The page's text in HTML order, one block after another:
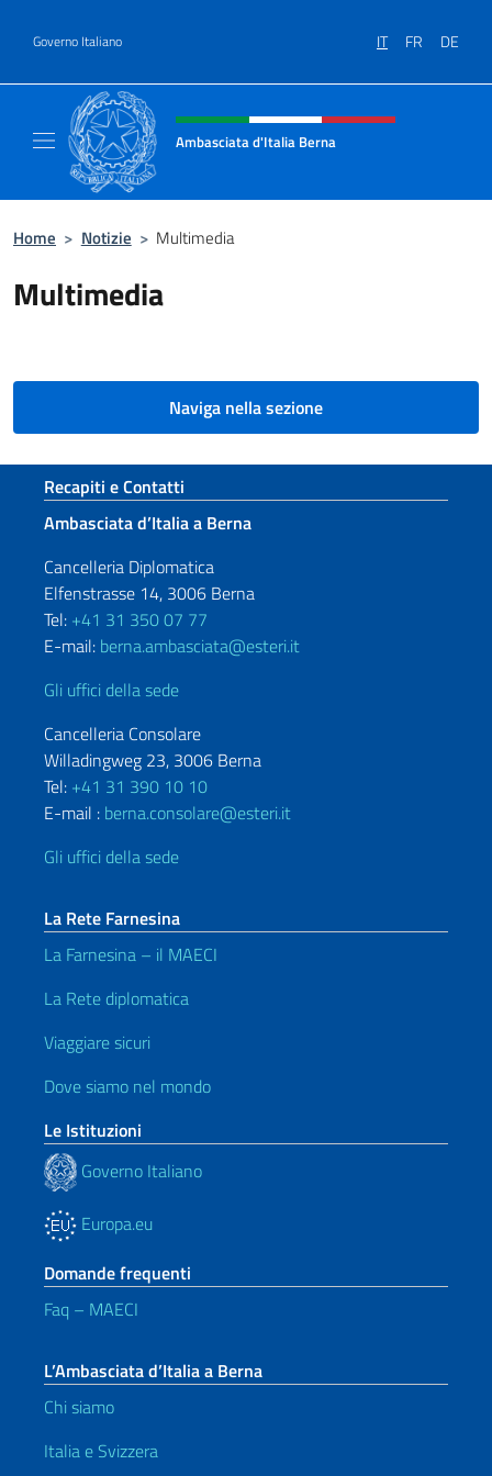
Governo Italiano IT FR DE
Intestazione sito, social e menù
Ambasciata d'Italia Berna
Home > Notizie > Multimedia
Multimedia
Naviga nella sezione
Sezione footer
Recapiti e Contatti
Ambasciata d’Italia a Berna
Cancelleria Diplomatica
Elfenstrasse 14, 3006 Berna
Tel: +41 31 350 07 77
E-mail: berna.ambasciata@esteri.it
Gli uffici della sede
Cancelleria Consolare
Willadingweg 23, 3006 Berna
Tel: +41 31 390 10 10
E-mail : berna.consolare@esteri.it
Gli uffici della sede
La Rete Farnesina
La Farnesina – il MAECI
La Rete diplomatica
Viaggiare sicuri
Dove siamo nel mondo
Le Istituzioni
Governo Italiano
Europa.eu
Domande frequenti
Faq – MAECI
L’Ambasciata d’Italia a Berna
Chi siamo
Italia e Svizzera